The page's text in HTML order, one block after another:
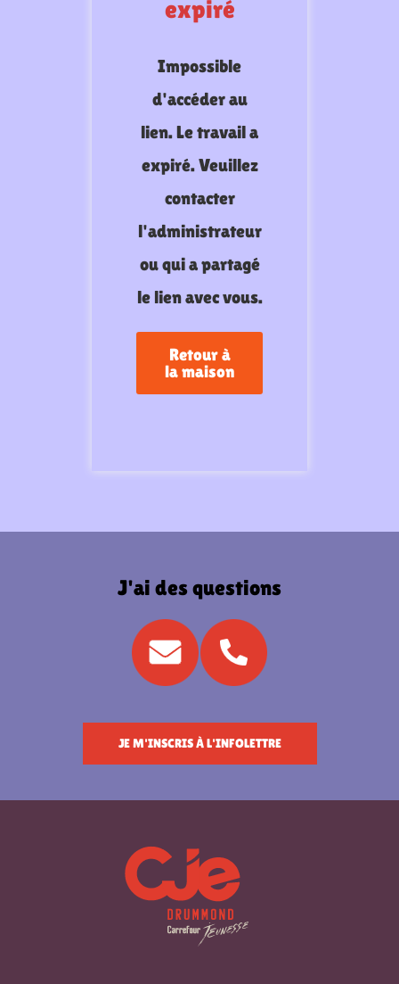
expiré
Impossible
d'accéder au
lien. Le travail a
expiré. Veuillez
contacter
l'administrateur
ou qui a partagé
le lien avec vous.
Retour à
la maison
J'ai des questions
JE M'INSCRIS À L'INFOLETTRE